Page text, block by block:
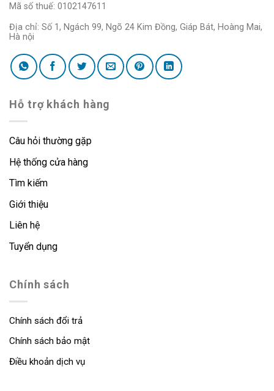
Mã số thuế: 0102147611
Địa chỉ: Số 1, Ngách 99, Ngõ 24 Kim Đồng, Giáp Bát, Hoàng Mai,
Hà nội
Hỗ trợ khách hàng
Câu hỏi thường gặp
Hệ thống cửa hàng
Tìm kiếm
Giới thiệu
Liên hệ
Tuyển dụng
Chính sách
Chính sách đổi trả
Chính sách bảo mật
Điều khoản dịch vụ